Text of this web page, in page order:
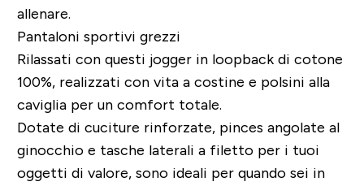
allenare.
Pantaloni sportivi grezzi
Rilassati con questi jogger in loopback di cotone
100%, realizzati con vita a costine e polsini alla
caviglia per un comfort totale.
Dotate di cuciture rinforzate, pinces angolate al
ginocchio e tasche laterali a filetto per i tuoi
oggetti di valore, sono ideali per quando sei in